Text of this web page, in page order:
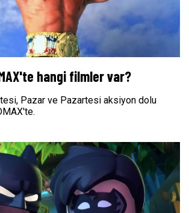
hangi filmler var?
Pazar ve Pazartesi aksiyon dolu